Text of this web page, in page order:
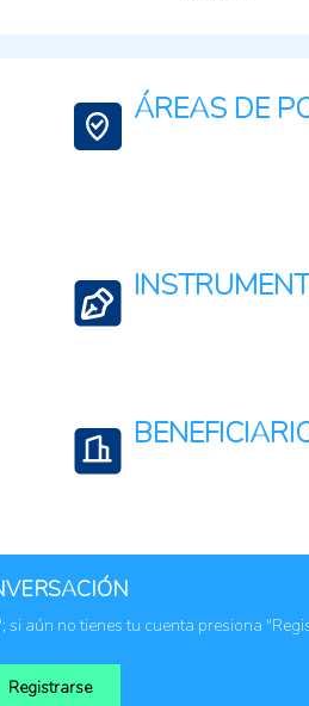
ÁREAS DE
aún no tienes tu cuenta presiona
Registrarse